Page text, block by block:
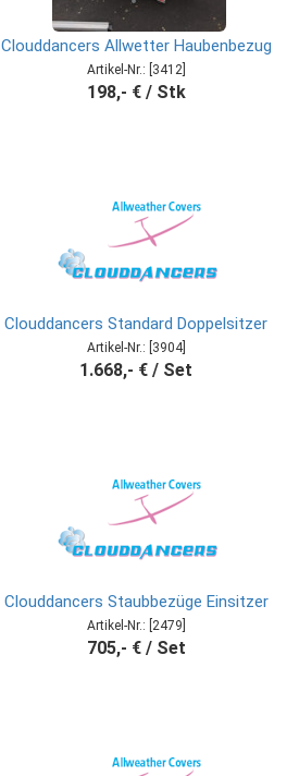
Clouddancers Allwetter Haubenbezug
Artikel-Nr.: [3412]
198,- € / Stk
Clouddancers Standard Doppelsitzer
Artikel-Nr.: [3904]
1.668,- € / Set
Clouddancers Staubbezüge Einsitzer
Artikel-Nr.: [2479]
705,- € / Set